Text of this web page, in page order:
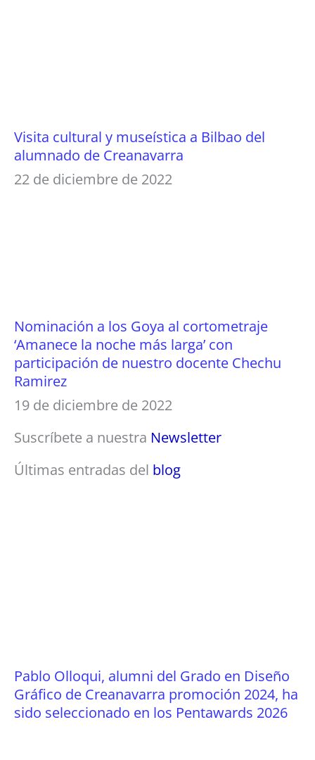
Visita cultural y museística a Bilbao del
alumnado de Creanavarra
22 de diciembre de 2022
Nominación a los Goya al cortometraje
‘Amanece la noche más larga’ con
participación de nuestro docente Chechu
Ramirez
19 de diciembre de 2022
Suscríbete a nuestra Newsletter
Últimas entradas del blog
Pablo Olloqui, alumni del Grado en Diseño
Gráfico de Creanavarra promoción 2024, ha
sido seleccionado en los Pentawards 2026